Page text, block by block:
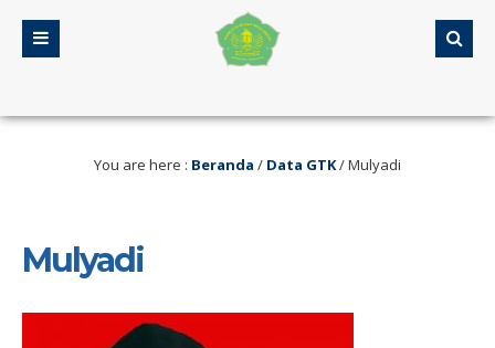
You are here : Beranda / Data GTK/Mulyadi
Mulyadi